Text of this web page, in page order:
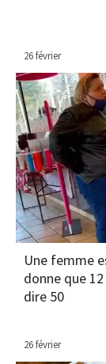
26 février
Une femme
donne que
dire 50
26 février